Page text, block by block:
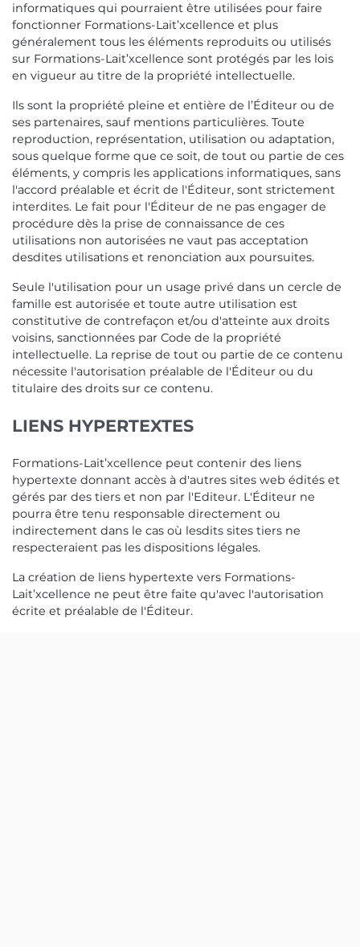
informatiques qui pourraient être utilisées pour faire
fonctionner Formations-Lait’xcellence et plus
généralement tous les éléments reproduits ou utilisés
sur Formations-Lait’xcellence sont protégés par les lois
en vigueur au titre de la propriété intellectuelle.
Ils sont la propriété pleine et entière de l’Éditeur ou de
ses partenaires, sauf mentions particulières. Toute
reproduction, représentation, utilisation ou adaptation,
sous quelque forme que ce soit, de tout ou partie de ces
éléments, y compris les applications informatiques, sans
l'accord préalable et écrit de l'Éditeur, sont strictement
interdites. Le fait pour l'Éditeur de ne pas engager de
procédure dès la prise de connaissance de ces
utilisations non autorisées ne vaut pas acceptation
desdites utilisations et renonciation aux poursuites.
Seule l'utilisation pour un usage privé dans un cercle de
famille est autorisée et toute autre utilisation est
constitutive de contrefaçon et/ou d'atteinte aux droits
voisins, sanctionnées par Code de la propriété
intellectuelle. La reprise de tout ou partie de ce contenu
nécessite l'autorisation préalable de l'Éditeur ou du
titulaire des droits sur ce contenu.
LIENS HYPERTEXTES
Formations-Lait’xcellence peut contenir des liens
hypertexte donnant accès à d'autres sites web édités et
gérés par des tiers et non par l'Editeur. L'Éditeur ne
pourra être tenu responsable directement ou
indirectement dans le cas où lesdits sites tiers ne
respecteraient pas les dispositions légales.
La création de liens hypertexte vers Formations-
Lait’xcellence ne peut être faite qu'avec l'autorisation
écrite et préalable de l'Éditeur.